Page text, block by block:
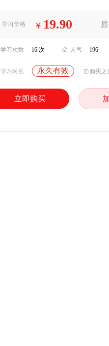
学习价格 ¥ 19.90
学习次数 16 次  人气 196
学习时长 永久有效 自购买之
立即购买